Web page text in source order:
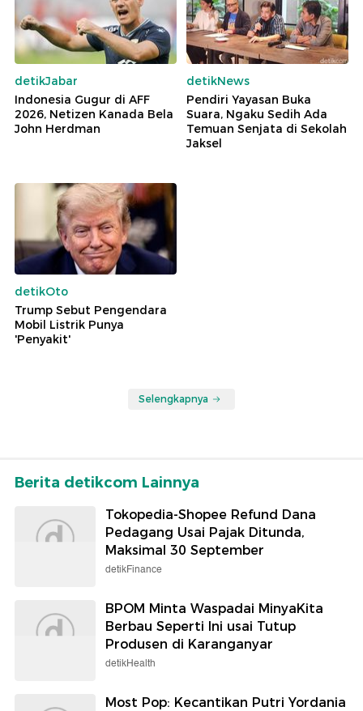
detikJabar
Indonesia Gugur di AFF
2026, Netizen Kanada Bela
John Herdman
detikNews
Pendiri Yayasan Buka
Suara, Ngaku Sedih Ada
Temuan Senjata di Sekolah
Jaksel
detikOto
Trump Sebut Pengendara
Mobil Listrik Punya
'Penyakit'
Selengkapnya
Berita detikcom Lainnya
Tokopedia-Shopee Refund Dana
Pedagang Usai Pajak Ditunda,
Maksimal 30 September
detikFinance
BPOM Minta Waspadai MinyaKita
Berbau Seperti Ini usai Tutup
Produsen di Karanganyar
detikHealth
Most Pop: Kecantikan Putri Yordania